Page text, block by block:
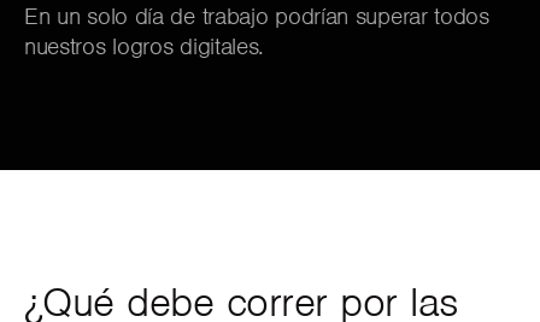
En un solo día de trabajo podrían superar todos
nuestros logros digitales.
¿Qué debe correr por las